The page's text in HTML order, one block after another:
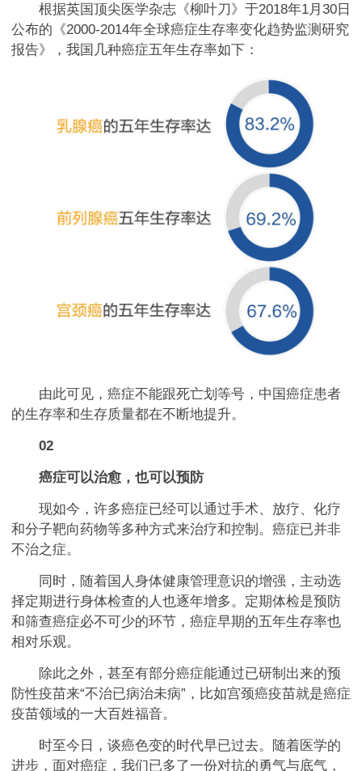
根据英国顶尖医学杂志《柳叶刀》于2018年1月30日
公布的《2000-2014年全球癌症生存率变化趋势监测研究
报告》，我国几种癌症五年生存率如下：
由此可见，癌症不能跟死亡划等号，中国癌症患者
的生存率和生存质量都在不断地提升。
02
癌症可以治愈，也可以预防
现如今，许多癌症已经可以通过手术、放疗、化疗
和分子靶向药物等多种方式来治疗和控制。癌症已并非
不治之症。
同时，随着国人身体健康管理意识的增强，主动选
择定期进行身体检查的人也逐年增多。定期体检是预防
和筛查癌症必不可少的环节，癌症早期的五年生存率也
相对乐观。
除此之外，甚至有部分癌症能通过已研制出来的预
防性疫苗来“不治已病治未病”，比如宫颈癌疫苗就是癌症
疫苗领域的一大百姓福音。
时至今日，谈癌色变的时代早已过去。随着医学的
进步，面对癌症，我们已多了一份对抗的勇气与底气，